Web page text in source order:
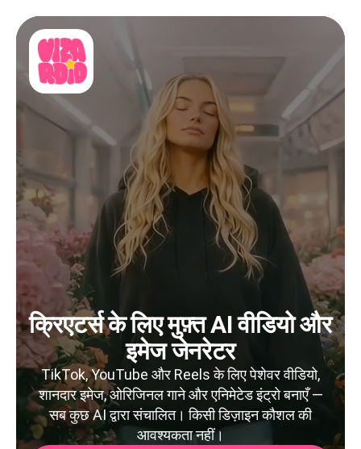
क्रिएटर्स के लिए मुफ़्त AI वीडियो और
इमेज जेनरेटर
TikTok, YouTube और Reels के लिए पेशेवर वीडियो,
शानदार इमेज, ओरिजिनल गाने और एनिमेटेड इंट्रो बनाएँ —
सब कुछ AI द्वारा संचालित। किसी डिज़ाइन कौशल की
आवश्यकता नहीं।